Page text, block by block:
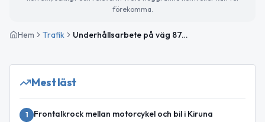
förekomma.
Hem Trafik Underhållsarbete på väg 874 mellan Cirkulationsplats Kurravaara och Kurravaara
Mest läst
1 Frontalkrock mellan motorcykel och bil i Kiruna